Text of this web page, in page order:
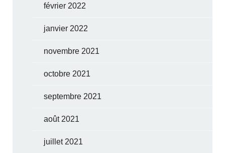
février 2022
janvier 2022
novembre 2021
octobre 2021
septembre 2021
août 2021
juillet 2021